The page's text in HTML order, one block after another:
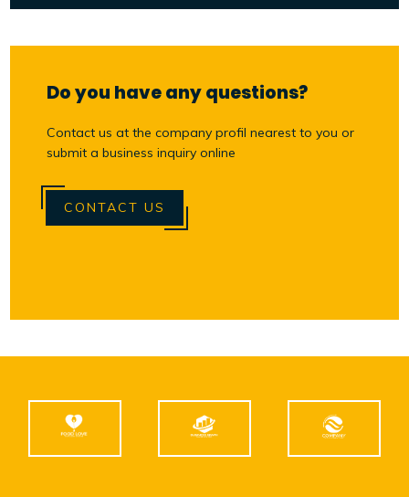
Do you have any questions?
Contact us at the company profil nearest to you or
submit a business inquiry online
CONTACT US